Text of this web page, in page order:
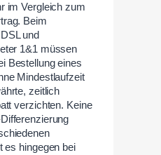
im Vergleich zum
Beim
und
1&1 müssen
Bestellung eines
Mindestlaufzeit
zeitlich
verzichten. Keine
es hingegen bei